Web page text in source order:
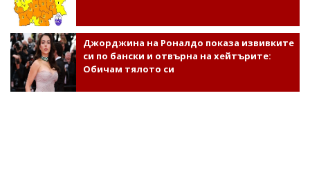
Джорджина на Роналдо показа извивките
си по бански и отвърна на хейтърите:
Обичам тялото си